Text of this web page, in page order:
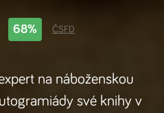
68% ČSFD
na náboženskou
své knihy v